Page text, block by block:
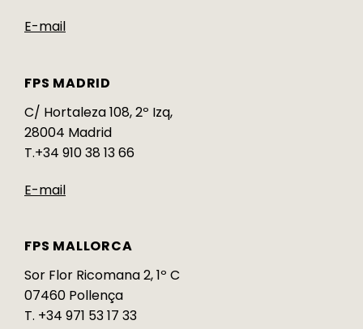
E-mail
FPS MADRID
C/ Hortaleza 108, 2º Izq,
28004 Madrid
T.+34 910 38 13 66
E-mail
FPS MALLORCA
Sor Flor Ricomana 2, 1º C
07460 Pollença
T. +34 971 53 17 33